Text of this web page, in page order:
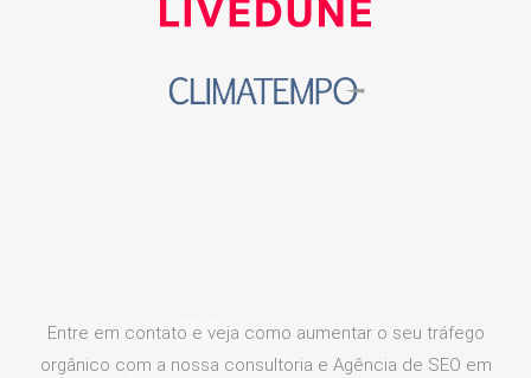
Entre em contato e veja como aumentar o seu tráfego
orgânico com a nossa consultoria e Agência de SEO em